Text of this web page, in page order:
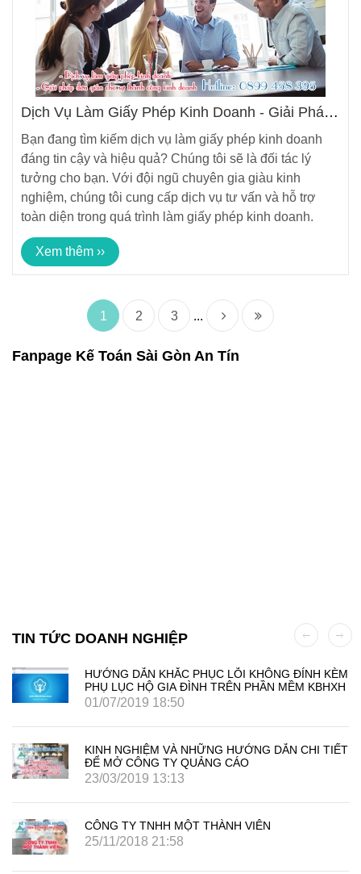
Dịch Vụ Làm Giấy Phép Kinh Doanh - Giải Pháp
Bạn đang tìm kiếm dịch vụ làm giấy phép kinh doanh
đáng tin cậy và hiệu quả? Chúng tôi sẽ là đối tác lý
tưởng cho bạn. Với đội ngũ chuyên gia giàu kinh
nghiệm, chúng tôi cung cấp dịch vụ tư vấn và hỗ trợ
toàn diện trong quá trình làm giấy phép kinh doanh.
Xem thêm ››
1 2 3 ...
Fanpage Kế Toán Sài Gòn An Tín
TIN TỨC DOANH NGHIỆP
HƯỚNG DẪN KHẮC PHỤC LỖI KHÔNG ĐÍNH KÈM
PHỤ LỤC HỘ GIA ĐÌNH TRÊN PHẦN MỀM KBHXH
01/07/2019 18:50
KINH NGHIỆM VÀ NHỮNG HƯỚNG DẪN CHI TIẾT
ĐỂ MỞ CÔNG TY QUẢNG CÁO
23/03/2019 13:13
CÔNG TY TNHH MỘT THÀNH VIÊN
25/11/2018 21:58